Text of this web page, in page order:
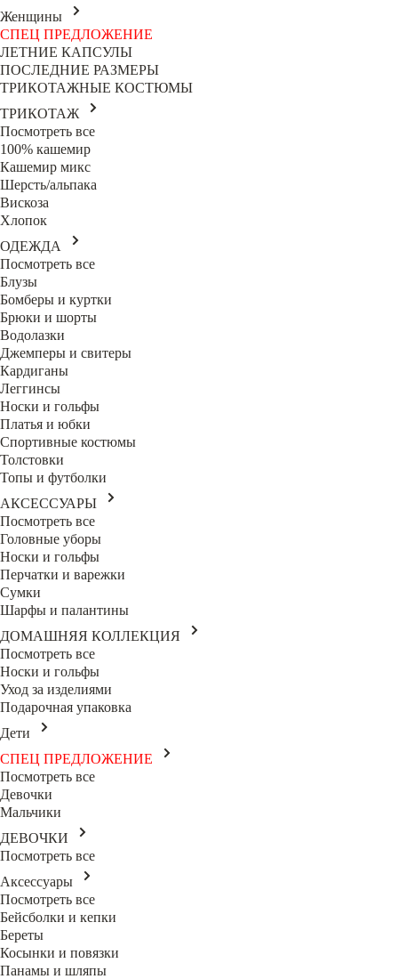
Женщины
СПЕЦ ПРЕДЛОЖЕНИЕ
ЛЕТНИЕ КАПСУЛЫ
ПОСЛЕДНИЕ РАЗМЕРЫ
ТРИКОТАЖНЫЕ КОСТЮМЫ
ТРИКОТАЖ
Посмотреть все
100% кашемир
Кашемир микс
Шерсть/альпака
Вискоза
Хлопок
ОДЕЖДА
Посмотреть все
Блузы
Бомберы и куртки
Брюки и шорты
Водолазки
Джемперы и свитеры
Кардиганы
Леггинсы
Носки и гольфы
Платья и юбки
Спортивные костюмы
Толстовки
Топы и футболки
АКСЕССУАРЫ
Посмотреть все
Головные уборы
Носки и гольфы
Перчатки и варежки
Сумки
Шарфы и палантины
ДОМАШНЯЯ КОЛЛЕКЦИЯ
Посмотреть все
Носки и гольфы
Уход за изделиями
Подарочная упаковка
Дети
СПЕЦ ПРЕДЛОЖЕНИЕ
Посмотреть все
Девочки
Мальчики
ДЕВОЧКИ
Посмотреть все
Аксессуары
Посмотреть все
Бейсболки и кепки
Береты
Косынки и повязки
Панамы и шляпы